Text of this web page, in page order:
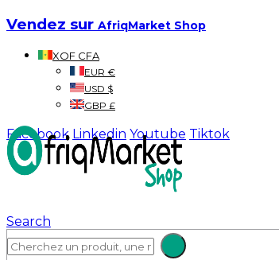
Vendez sur AfriqMarket Shop
XOF CFA
EUR €
USD $
GBP £
Facebook Linkedin Youtube Tiktok
Search